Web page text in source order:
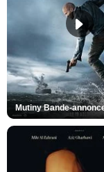
Mutiny Bande-